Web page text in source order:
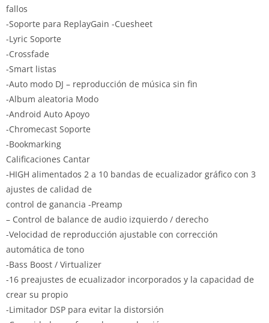
fallos
-Soporte para ReplayGain -Cuesheet
-Lyric Soporte
-Crossfade
-Smart listas
-Auto modo DJ – reproducción de música sin fin
-Album aleatoria Modo
-Android Auto Apoyo
-Chromecast Soporte
-Bookmarking
Calificaciones Cantar
-HIGH alimentados 2 a 10 bandas de ecualizador gráfico con 3
ajustes de calidad de
control de ganancia -Preamp
– Control de balance de audio izquierdo / derecho
-Velocidad de reproducción ajustable con corrección
automática de tono
-Bass Boost / Virtualizer
-16 preajustes de ecualizador incorporados y la capacidad de
crear su propio
-Limitador DSP para evitar la distorsión